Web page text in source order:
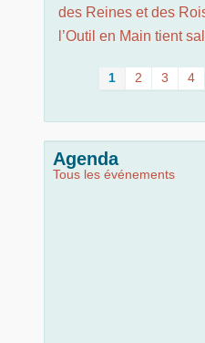
des Reines et des
l’Outil en Main tient
1 2 3 4
Agenda
Tous les événements